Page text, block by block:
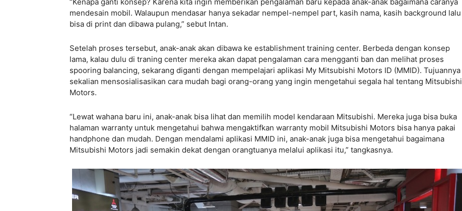
mendesain mobil. Walaupun mendasar hanya sekadar nempel-nempel part, kasih nama, kasih background lalu
bisa di print dan dibawa pulang,” sebut Intan.
Setelah proses tersebut, anak-anak akan dibawa ke establishment training center. Berbeda dengan konsep
lama, kalau dulu di traning center mereka akan dapat pengalaman cara mengganti ban dan melihat proses
spooring balancing, sekarang diganti dengan mempelajari aplikasi My Mitsubishi Motors ID (MMID). Tujuannya
sekalian mensosialisasikan cara mudah bagi orang-orang yang ingin mengetahui segala hal tentang Mitsubishi
Motors.
“Lewat wahana baru ini, anak-anak bisa lihat dan memilih model kendaraan Mitsubishi. Mereka juga bisa buka
halaman warranty untuk mengetahui bahwa mengaktifkan warranty mobil Mitsubishi Motors bisa hanya pakai
handphone dan mudah. Dengan mendalami aplikasi MMID ini, anak-anak juga bisa mengetahui bagaimana
Mitsubishi Motors jadi semakin dekat dengan orangtuanya melalui aplikasi itu,” tangkasnya.